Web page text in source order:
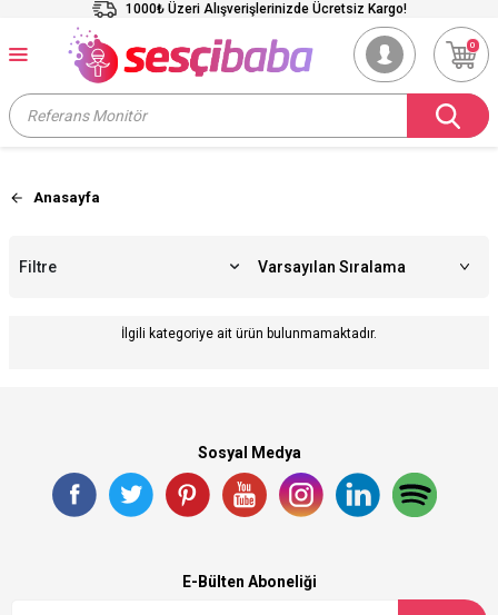
1000₺ Üzeri Alışverişlerinizde Ücretsiz Kargo!
0
Anasayfa
Filtre
İlgili kategoriye ait ürün bulunmamaktadır.
Sosyal Medya
E-Bülten Aboneliği